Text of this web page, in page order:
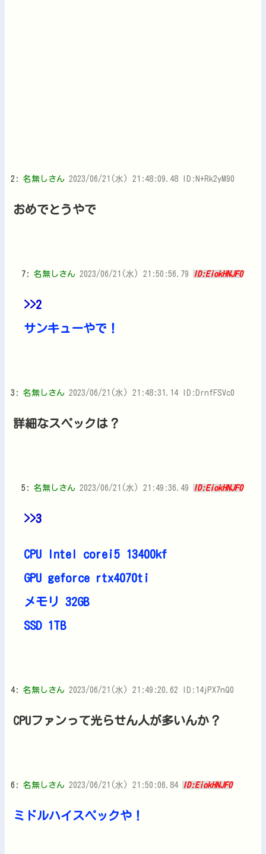
2: 名無しさん 2023/06/21(水) 21:48:09.48 ID:N+Rk2yM90
おめでとうやで
7: 名無しさん 2023/06/21(水) 21:50:56.79 ID:EiokHNJF0
>>2
サンキューやで！
3: 名無しさん 2023/06/21(水) 21:48:31.14 ID:DrnfFSVc0
詳細なスペックは？
5: 名無しさん 2023/06/21(水) 21:49:36.49 ID:EiokHNJF0
>>3
CPU Intel corei5 13400kf
GPU geforce rtx4070ti
メモリ 32GB
SSD 1TB
4: 名無しさん 2023/06/21(水) 21:49:20.62 ID:14jPX7nQ0
CPUファンって光らせん人が多いんか？
6: 名無しさん 2023/06/21(水) 21:50:06.84 ID:EiokHNJF0
ミドルハイスペックや！